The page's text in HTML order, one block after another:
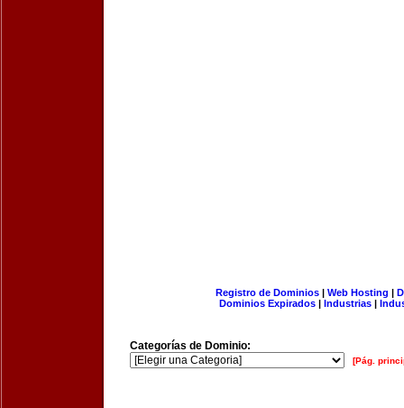
Registro de Dominios| Web Hosting |
Dominios Expirados | Industrias |
Categorías de Dominio:
[Pág.